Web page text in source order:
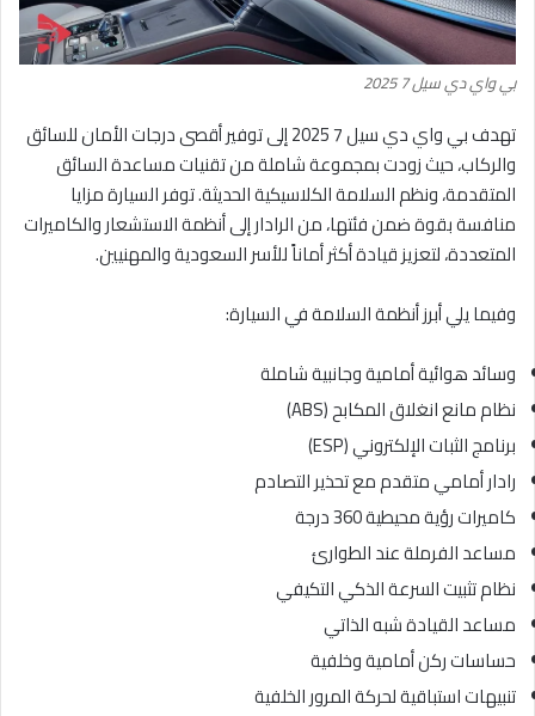
بي واي دي سيل 7 2025
تهدف بي واي دي سيل 7 2025 إلى توفير أقصى درجات الأمان للسائق
والركاب، حيث زودت بمجموعة شاملة من تقنيات مساعدة السائق
المتقدمة، ونظم السلامة الكلاسيكية الحديثة. توفر السيارة مزايا
منافسة بقوة ضمن فئتها، من الرادار إلى أنظمة الاستشعار والكاميرات
المتعددة، لتعزيز قيادة أكثر أماناً للأسر السعودية والمهنيين.
وفيما يلي أبرز أنظمة السلامة في السيارة:
وسائد هوائية أمامية وجانبية شاملة
نظام مانع انغلاق المكابح (ABS)
برنامج الثبات الإلكتروني (ESP)
رادار أمامي متقدم مع تحذير التصادم
كاميرات رؤية محيطية 360 درجة
مساعد الفرملة عند الطوارئ
نظام تثبيت السرعة الذكي التكيفي
مساعد القيادة شبه الذاتي
حساسات ركن أمامية وخلفية
تنبيهات استباقية لحركة المرور الخلفية